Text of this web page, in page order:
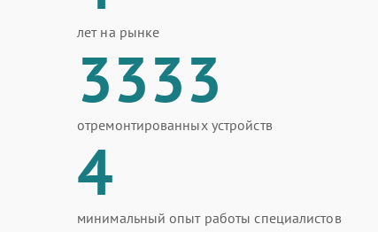
лет на рынке
3333
отремонтированных устройств
4
минимальный опыт работы специалистов